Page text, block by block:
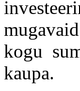
kogu
kaupa.